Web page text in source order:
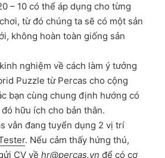
– 10 có thể áp dụng cho từng
từ đó chúng ta sẽ có một sản
không hoàn toàn giống sản
nghiệm về cách làm ý tưởng
Puzzle từ Percas cho cộng
bạn cùng chung định hướng có
hữu ích cho bản thân.
vẫn đang tuyển dụng 2 vị trí
. Nếu cảm thấy hứng thú,
CV vềhr@percas.vn để có cơ